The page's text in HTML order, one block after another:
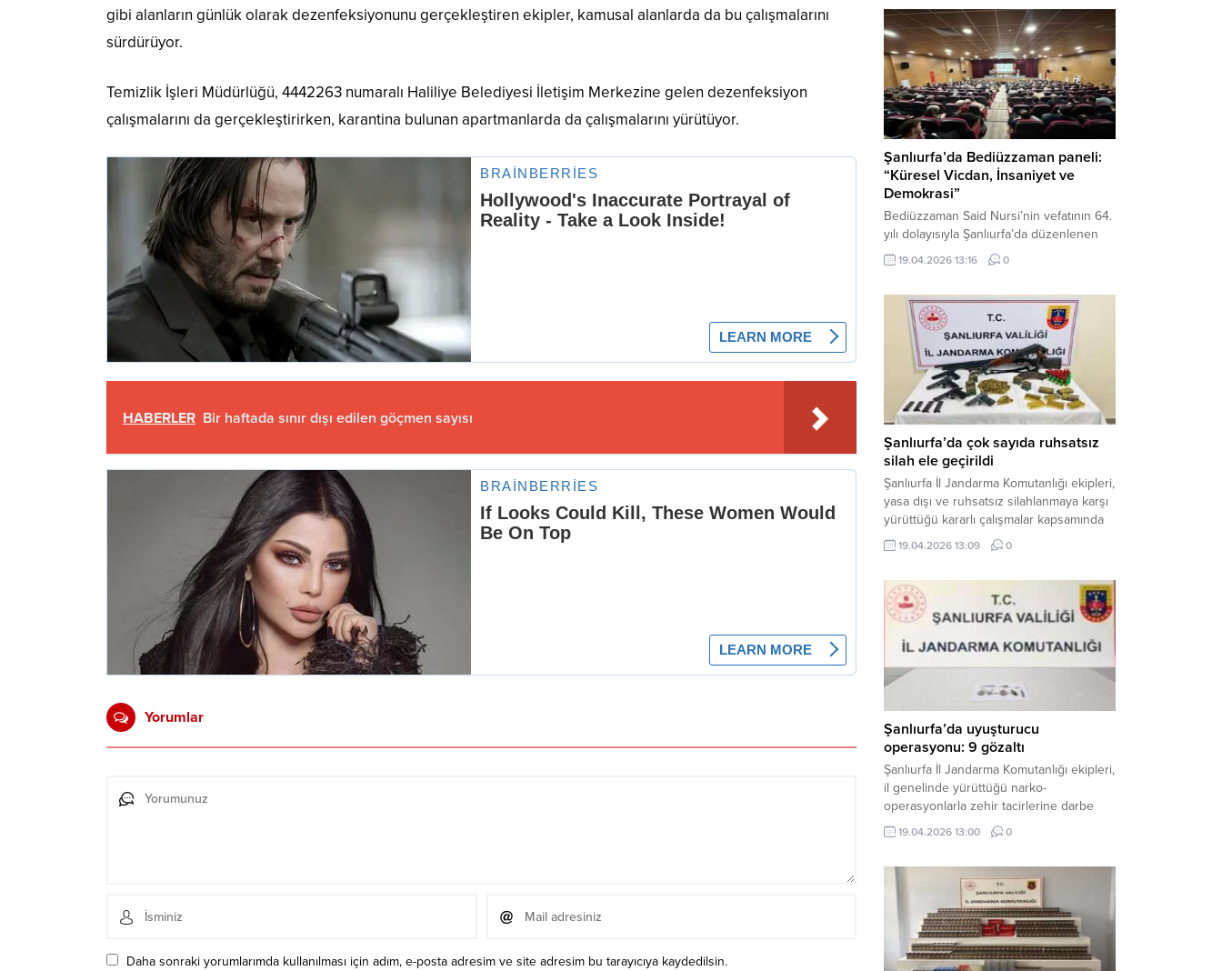
gibi alanların günlük olarak dezenfeksiyonunu gerçekleştiren ekipler, kamusal alanlarda da bu çalışmalarını
sürdürüyor.
Temizlik İşleri Müdürlüğü, 4442263 numaralı Haliliye Belediyesi İletişim Merkezine gelen dezenfeksiyon
çalışmalarını da gerçekleştirirken, karantina bulunan apartmanlarda da çalışmalarını yürütüyor.
HABERLER Bir haftada sınır dışı edilen göçmen sayısı
Yorumlar
Daha sonraki yorumlarımda kullanılması için adım, e-posta adresim ve site adresim bu tarayıcıya kaydedilsin.
çarpışması sonucu meydana gelen
kazada can pazarı yaşandı. Kafa Kafaya
Çarpıştılar Edinilen bilgilere göre,
Hüseyin Çelik (29)...
Şanlıurfa’da Bediüzzaman paneli:
“Küresel Vicdan, İnsaniyet ve
Demokrasi”
Bediüzzaman Said Nursi’nin vefatının 64.
yılı dolayısıyla Şanlıurfa’da düzenlenen
panelde, günümüzün manevi ve
toplumsal sorunlarına Risale-i Nur
Necmettin Cevheri Kültür Merkezi’nde
gerçekleştirilen “Küresel Vicdan,
İnsaniyet ve Demokrasi” başlıklı panel,
hürriyet, adalet ve hukuk vurgularıyla
yoğun katılıma sahne oldu. Haber
Merkezi – Bediüzzaman Eğitim Kültür ve
Sanat...
19.04.2026 13:16 0
Şanlıurfa’da çok sayıda ruhsatsız
silah ele geçirildi
Şanlıurfa İl Jandarma Komutanlığı ekipleri,
yasa dışı ve ruhsatsız silahlanmaya karşı
yürüttüğü kararlı çalışmalar kapsamında
Bozova ilçesinde bir ikamete operasyon
düzenledi. Yapılan aramada çok sayıda
mühimmat ele geçirildi. Haber Merkezi –
Şanlıurfa Valiliği İl Basın ve Halkla İlişkiler
Müdürlüğü tarafından yapılan açıklamaya
göre; 17 Nisan...
19.04.2026 13:09 0
Şanlıurfa’da uyuşturucu
operasyonu: 9 gözaltı
Şanlıurfa İl Jandarma Komutanlığı ekipleri,
il genelinde yürüttüğü narko-
operasyonlarla zehir tacirlerine darbe
indirdi. Üç ilçede eş zamanlı
gerçekleştirilen faaliyetlerde çeşitli
şüpheli hakkında adli işlem başlatıldı.
Haber Merkezi – Şanlıurfa Valiliği İl Basın
ve Halkla İlişkiler Müdürlüğü’nden yapılan
açıklamaya göre, İl Jandarma Komutanlığı
tarafından “Narkotik Suçlarla...
19.04.2026 13:00 0